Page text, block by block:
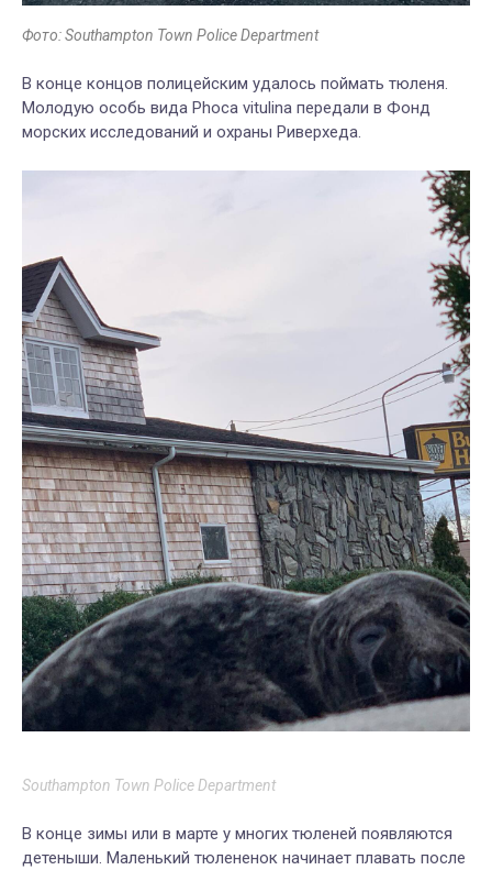
Фото: Southampton Town Police Department
В конце концов полицейским удалось поймать тюленя.
Молодую особь вида Phoca vitulina передали в Фонд
морских исследований и охраны Риверхеда.
Southampton Town Police Department
В конце зимы или в марте у многих тюленей появляются
детеныши. Маленький тюлененок начинает плавать после